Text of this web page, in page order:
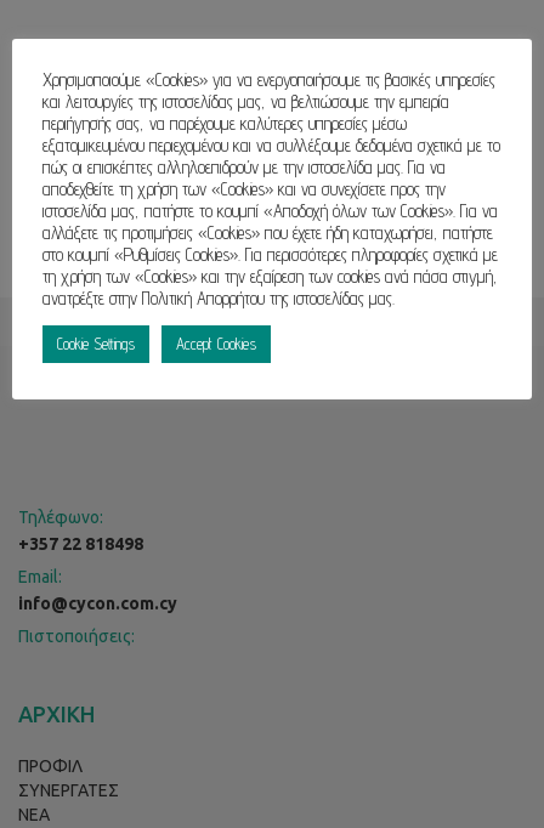
Τηλέφωνο:
+357 22 818498
Email:
info@cycon.com.cy
Πιστοποιήσεις:
ΑΡΧΙΚΗ
ΠΡΟΦΙΛ
ΣΥΝΕΡΓΑΤΕΣ
ΝΕΑ
Χρησιμοποιούμε «Cookies» για να ενεργοποιήσουμε τις βασικές υπηρεσίες
και λειτουργίες της ιστοσελίδας μας, να βελτιώσουμε την εμπειρία
περιήγησής σας, να παρέχουμε καλύτερες υπηρεσίες μέσω
εξατομικευμένου περιεχομένου και να συλλέξουμε δεδομένα σχετικά με το
πώς οι επισκέπτες αλληλοεπιδρούν με την ιστοσελίδα μας. Για να
αποδεχθείτε τη χρήση των «Cookies» και να συνεχίσετε προς την
ιστοσελίδα μας, πατήστε το κουμπί «Αποδοχή όλων των Cookies». Για να
αλλάξετε τις προτιμήσεις «Cookies» που έχετε ήδη καταχωρήσει, πατήστε
στο κουμπί «Ρυθμίσεις Cookies». Για περισσότερες πληροφορίες σχετικά με
τη χρήση των «Cookies» και την εξαίρεση των cookies ανά πάσα στιγμή,
ανατρέξτε στην Πολιτική Απορρήτου της ιστοσελίδας μας.
Cookie Settings Accept Cookies